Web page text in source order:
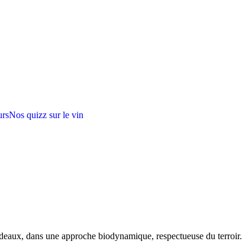
Nos quizz sur le vin
dans une approche biodynamique, respectueuse du terroir.